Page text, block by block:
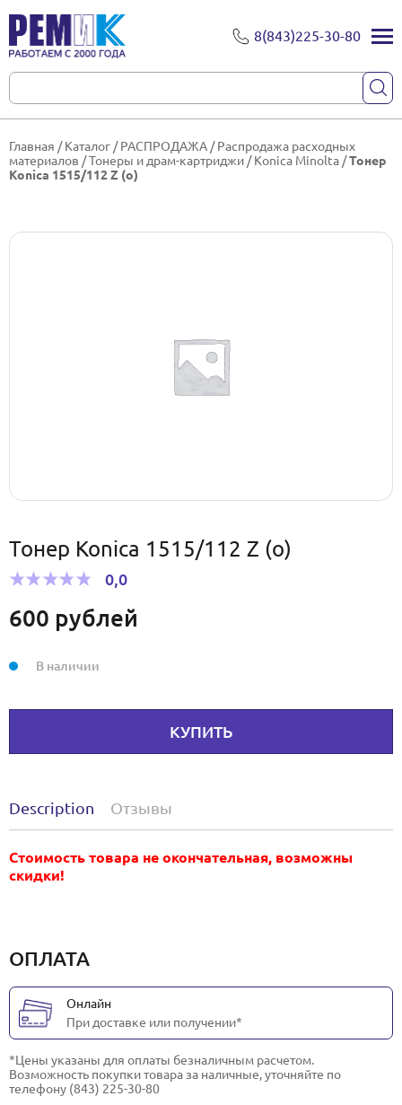
8(843)225-30-80
Главная /Каталог /РАСПРОДАЖА /Распродажа расходных
материалов /Тонеры и драм-картриджи /Konica Minolta /Тонер
Konica 1515/112 Z (о)
Тонер Konica 1515/112 Z (о)
0,0
600 рублей
КУПИТЬ
В наличии
Description Отзывы
Стоимость товара не окончательная, возможны
скидки!
ОПЛАТА
Онлайн
При доставке или получении*
*Цены указаны для оплаты безналичным расчетом.
Возможность покупки товара за наличные, уточняйте по
телефону (843) 225-30-80